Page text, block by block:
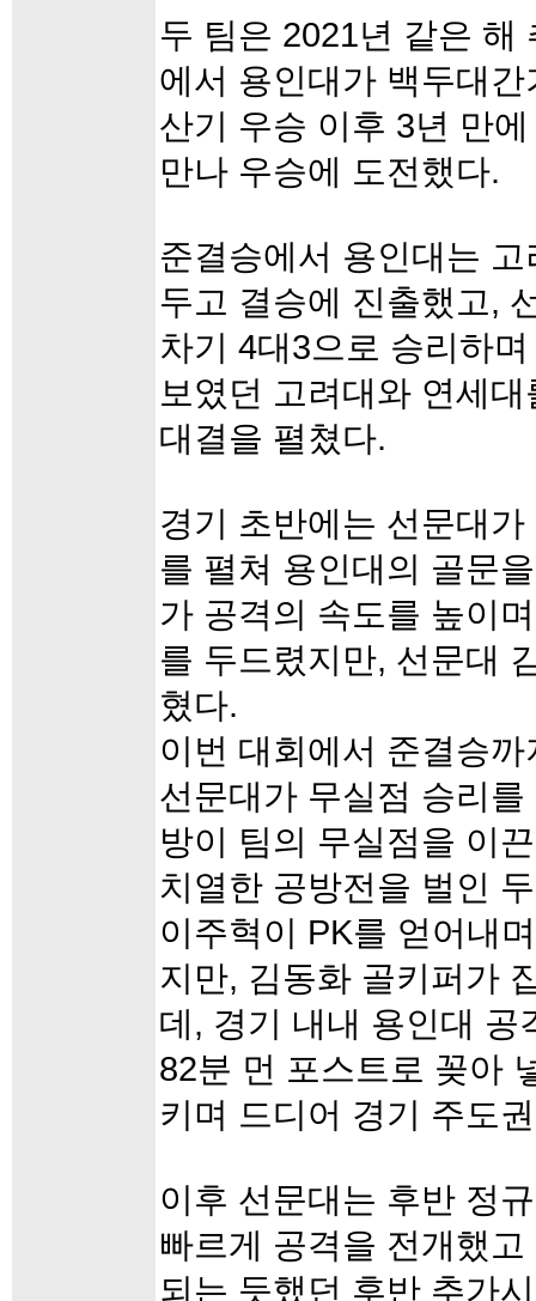
두 팀은 2021년 같은 해
에서 용인대가 백두대
산기 우승 이후 3년 만
만나 우승에 도전했다.
준결승에서 용인대는
두고 결승에 진출했고,
차기 4대3으로 승리하
보였던 고려대와 연세
대결을 펼쳤다.
경기 초반에는 선문대
를 펼쳐 용인대의 골문
가 공격의 속도를 높이
를 두드렸지만, 선문대
혔다.
이번 대회에서 준결승
선문대가 무실점 승리
방이 팀의 무실점을 이
치열한 공방전을 벌인
이주혁이 PK를 얻어내
지만, 김동화 골키퍼가
데, 경기 내내 용인대 공
82분 먼 포스트로 꽂아
키며 드디어 경기 주도
이후 선문대는 후반 정
빠르게 공격을 전개했
되는 듯했던 후반 추가